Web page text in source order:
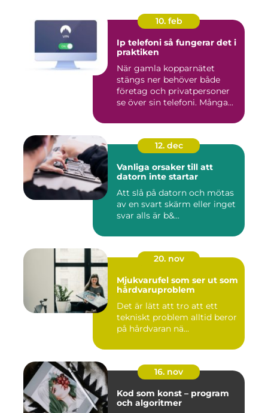
10. feb
Ip telefoni så fungerar det i
praktiken
När gamla kopparnätet
stängs ner behöver både
företag och privatpersoner
se över sin telefoni. Många...
12. dec
Vanliga orsaker till att
datorn inte startar
Att slå på datorn och mötas
av en svart skärm eller inget
svar alls är b&...
20. nov
Mjukvarufel som ser ut som
hårdvaruproblem
Det är lätt att tro att ett
tekniskt problem alltid beror
på hårdvaran nä...
16. nov
Kod som konst – program
och algoritmer